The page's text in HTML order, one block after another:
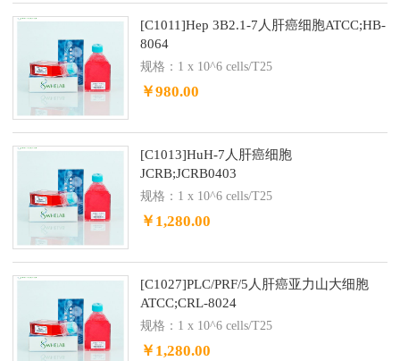
[C1011]Hep 3B2.1-7人肝癌细胞ATCC;HB-
8064
规格：1 x 10^6 cells/T25
￥980.00
[C1013]HuH-7人肝癌细胞
JCRB;JCRB0403
规格：1 x 10^6 cells/T25
￥1,280.00
[C1027]PLC/PRF/5人肝癌亚力山大细胞
ATCC;CRL-8024
规格：1 x 10^6 cells/T25
￥1,280.00